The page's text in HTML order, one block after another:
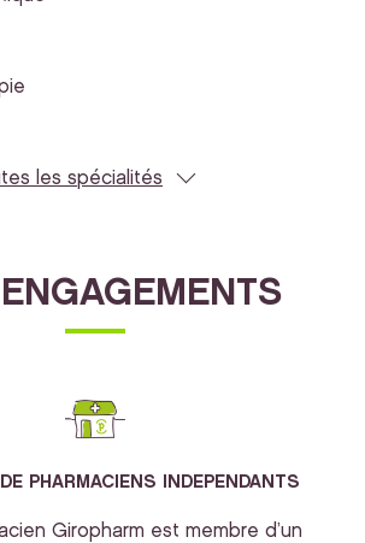
les spécialités
PHARMACIENS INDEPENDANTS
Giropharm est membre d’un